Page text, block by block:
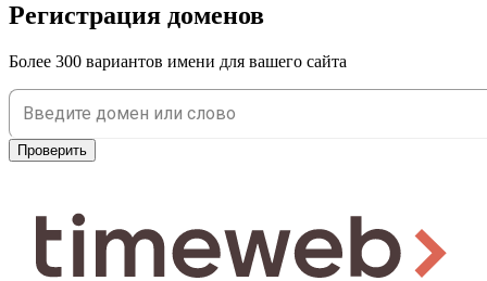
Регистрация доменов
Более 300 вариантов имени для вашего сайта
Проверить